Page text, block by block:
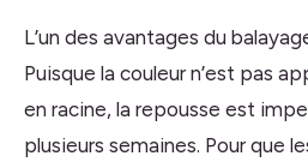
L’un des avantages du
Puisque la couleur n’est pas
en racine, la repousse est
plusieurs semaines. Pour que